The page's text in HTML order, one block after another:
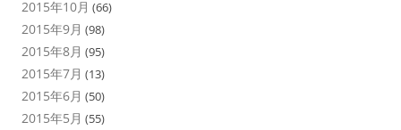
2015年10月 (66)
2015年9月 (98)
2015年8月 (95)
2015年7月 (13)
2015年6月 (50)
2015年5月 (55)